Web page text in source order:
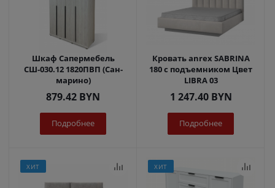
Шкаф Сапермебель
СШ-030.12 1820ПВП (Сан-
марино)
879.42 BYN
Подробнее
Кровать anrex SABRINA
180 с подъемником Цвет
LIBRA 03
1 247.40BYN
Подробнее
ХИТ ХИТ